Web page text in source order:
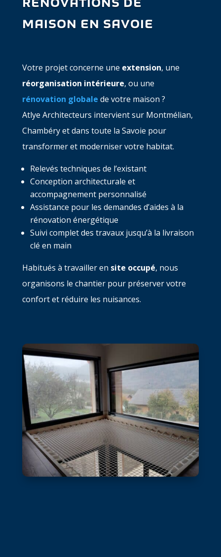
RÉNOVATIONS DE
MAISON EN SAVOIE
Votre projet concerne une extension, une
réorganisation intérieure, ou une
rénovation globale de votre maison ?
Atlye Architecteurs intervient sur Montmélian,
Chambéry et dans toute la Savoie pour
transformer et moderniser votre habitat.
Relevés techniques de l’existant
Conception architecturale et
accompagnement personnalisé
Assistance pour les demandes d’aides à la
rénovation énergétique
Suivi complet des travaux jusqu’à la livraison
clé en main
Habitués à travailler en site occupé, nous
organisons le chantier pour préserver votre
confort et réduire les nuisances.